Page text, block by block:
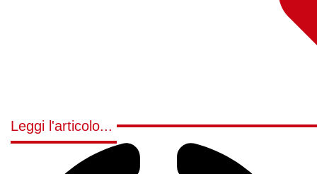
Leggi l'articolo...